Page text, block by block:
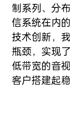
制系列、分
信系统在内
技术创新，
瓶颈，实现
低带宽的音
客户搭建起